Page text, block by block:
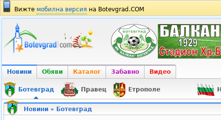
Вижте мобилна версия на Botevgrad.COM
Новини Обяви Каталог Забавно Видео
Ботевград Правец Етрополе
Новини» Ботевград